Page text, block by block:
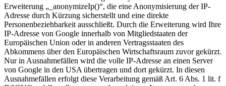
Erweiterung „_anonymizeIp()“, die eine Anonymisierung der IP-
Adresse durch Kürzung sicherstellt und eine direkte
Personenbeziehbarkeit ausschließt. Durch die Erweiterung wird Ihre
IP-Adresse von Google innerhalb von Mitgliedstaaten der
Europäischen Union oder in anderen Vertragsstaaten des
Abkommens über den Europäischen Wirtschaftsraum zuvor gekürzt.
Nur in Ausnahmefällen wird die volle IP-Adresse an einen Server
von Google in den USA übertragen und dort gekürzt. In diesen
Ausnahmefällen erfolgt diese Verarbeitung gemäß Art. 6 Abs. 1 lit. f